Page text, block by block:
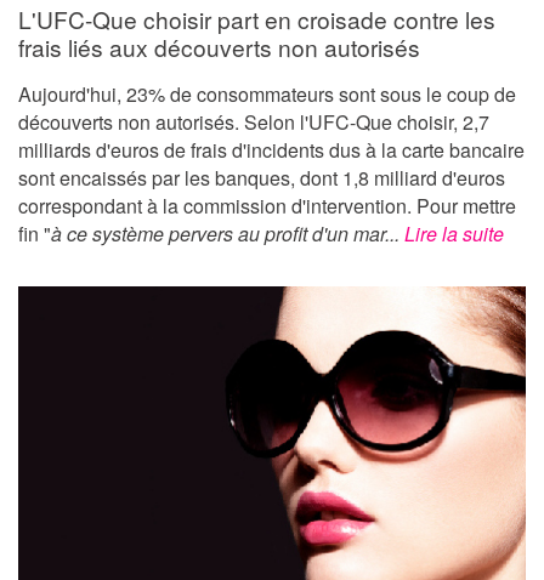
L'UFC-Que choisir part en croisade contre les
frais liés aux découverts non autorisés
Aujourd'hui, 23% de consommateurs sont sous le coup de
découverts non autorisés. Selon l'UFC-Que choisir, 2,7
milliards d'euros de frais d'incidents dus à la carte bancaire
sont encaissés par les banques, dont 1,8 milliard d'euros
correspondant à la commission d'intervention. Pour mettre
fin "à ce système pervers au profit d'un mar... Lire la suite